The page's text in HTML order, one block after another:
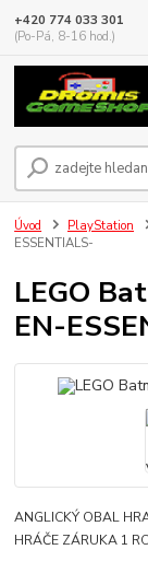
+420 774 033 301
(Po-Pá, 8-16 hod.)
Úvod PlayStation
ESSENTIALS-
LEGO
EN-
ANGLICKÝ OBAL
HRÁČE ZÁRUKA 1